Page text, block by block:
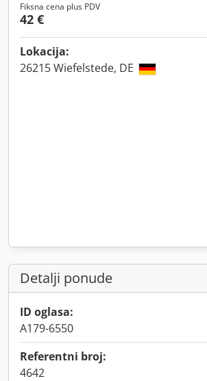
Fiksna cena plus PDV
42 €
Lokacija:
26215 Wiefelstede, DE
Detalji ponude
ID oglasa:
A179-6550
Referentni broj:
4642